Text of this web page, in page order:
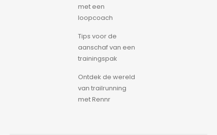
met een
loopcoach
Tips voor de
aanschaf van een
trainingspak
Ontdek de wereld
van trailrunning
met Rennr